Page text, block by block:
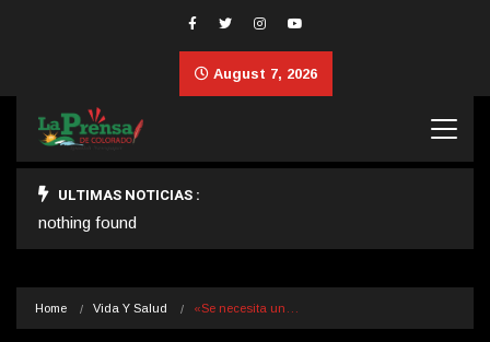
August 7, 2026
ULTIMAS NOTICIAS :
nothing found
Home Vida Y Salud «Se necesita un…